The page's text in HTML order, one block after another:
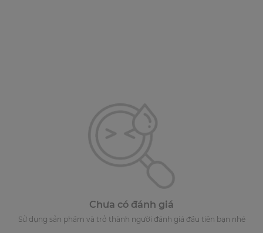
Chưa có đánh giá
Sử dụng sản phẩm và trở thành người đánh giá đầu tiên bạn nhé